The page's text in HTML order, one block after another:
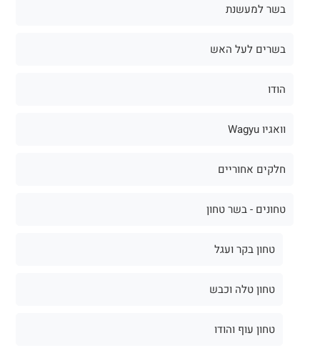
בשר למעשנת
בשרים לעל האש
הודו
וואגיו Wagyu
חלקים אחוריים
טחונים - בשר טחון
טחון בקר ועגל
טחון טלה וכבש
טחון עוף והודו